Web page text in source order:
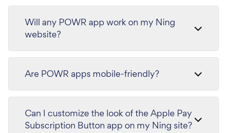
Will any POWR app work on my Ning
website?
Are POWR apps mobile-friendly?
Can I customize the look of the Apple Pay
Subscription Button app on my Ning site?